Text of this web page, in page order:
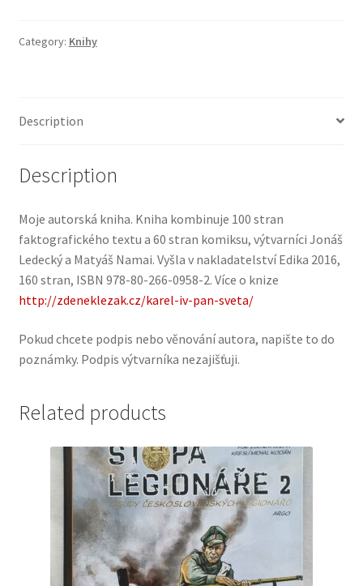
Category: Knihy
Description
Description
Moje autorská kniha. Kniha kombinuje 100 stran
faktografického textu a 60 stran komiksu, výtvarníci Jonáš
Ledecký a Matyáš Namai. Vyšla v nakladatelství Edika 2016,
160 stran, ISBN 978-80-266-0958-2. Více o knize
http://zdeneklezak.cz/karel-iv-pan-sveta/
Pokud chcete podpis nebo věnování autora, napište to do
poznámky. Podpis výtvarníka nezajišťuji.
Related products